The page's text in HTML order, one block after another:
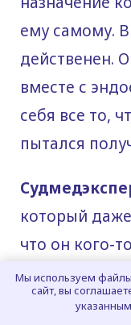
ему самому.
действенен.
вместе с
себя все то,
пытался
который
что он кого-
Мы используем
сайт, вы